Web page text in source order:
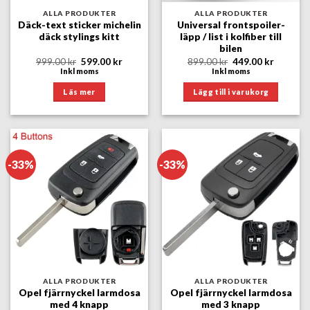
ALLA PRODUKTER
Däck-text sticker michelin
däck stylings kitt
999.00kr Det
ursprungliga
999.00 kr.
599.00 krDet
Inkl moms
Läs mer
ALLA PRODUKTER
Universal frontspoiler-
läpp / list i kolfiber till
bilen
899.00kr Det
ursprungliga
899.00 kr.
449.00 krDet
Inkl moms
Lägg till i varukorg
-33%
ALLA PRODUKTER
Opel fjärrnyckel larmdosa
med 4 knapp
-33%
ALLA PRODUKTER
Opel fjärrnyckel larmdosa
med 3 knapp